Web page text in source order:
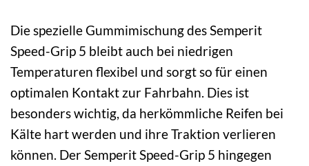
Die spezielle Gummimischung des Semperit
Speed-Grip 5 bleibt auch bei niedrigen
Temperaturen flexibel und sorgt so für einen
optimalen Kontakt zur Fahrbahn. Dies ist
besonders wichtig, da herkömmliche Reifen bei
Kälte hart werden und ihre Traktion verlieren
können. Der Semperit Speed-Grip 5 hingegen